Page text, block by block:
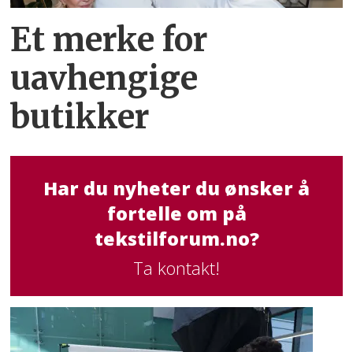
Et merke for
uavhengige
butikker
Har du nyheter du ønsker å
fortelle om på
tekstilforum.no?
Ta kontakt!